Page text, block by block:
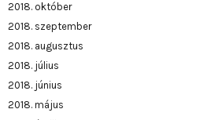
2018. október
2018. szeptember
2018. augusztus
2018. július
2018. június
2018. május